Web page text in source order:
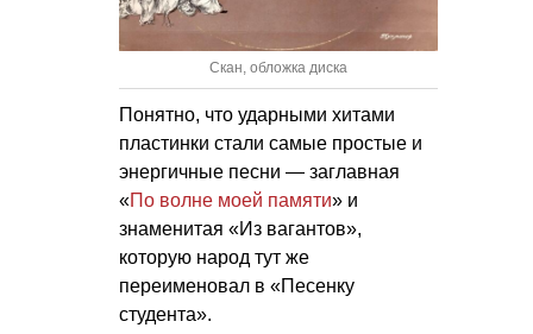
Скан, обложка диска
Понятно, что ударными хитами
пластинки стали самые простые и
энергичные песни — заглавная
«По волне моей памяти» и
знаменитая «Из вагантов»,
которую народ тут же
переименовал в «Песенку
студента».